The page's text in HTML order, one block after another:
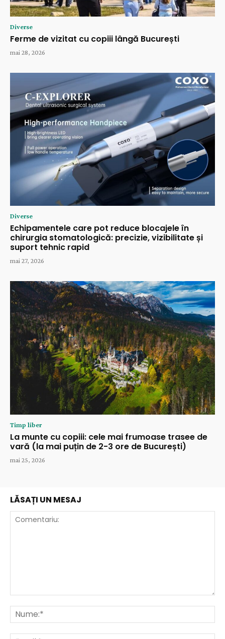
Diverse
Ferme de vizitat cu copiii lângă București
mai 28, 2026
Diverse
Echipamentele care pot reduce blocajele în
chirurgia stomatologică: precizie, vizibilitate și
suport tehnic rapid
mai 27, 2026
Timp liber
La munte cu copiii: cele mai frumoase trasee de
vară (la mai puțin de 2-3 ore de București)
mai 25, 2026
LĂSAȚI UN MESAJ